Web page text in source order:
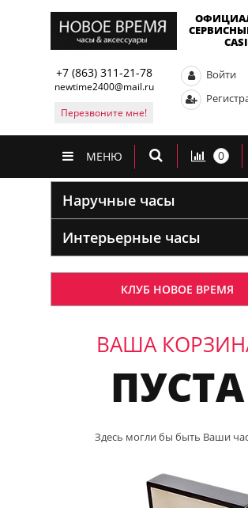
+7 (863) 311-21-78
newtime2400@mail.ru
Перезвоните мне!
Войти
МЕНЮ 0
Наручные часы
Интерьерные часы
КЛУБ НОВОЕ ВРЕМЯ
ВАША
ПУСТА
Здесь могли бы быть Ваши